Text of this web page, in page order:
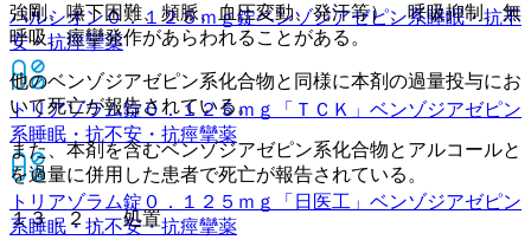
ハルシオン０．１２５ｍｇ錠ベンゾジアゼピン系睡眠・抗不
安・抗痙攣薬
トリアゾラム錠０．１２５ｍｇ「ＴＣＫ」 ベンゾジアゼピン
系睡眠・抗不安・抗痙攣薬
トリアゾラム錠０．１２５ｍｇ「日医工」 ベンゾジアゼピン
系睡眠・抗不安・抗痙攣薬
強剛、嚥下困難、頻脈、血圧変動、発汗等）、呼吸抑制、無
呼吸、痙攣発作があらわれることがある。
他のベンゾジアゼピン系化合物と同様に本剤の過量投与にお
いて死亡が報告されている。
また、本剤を含むベンゾジアゼピン系化合物とアルコールと
を過量に併用した患者で死亡が報告されている。
１３．２． 処置